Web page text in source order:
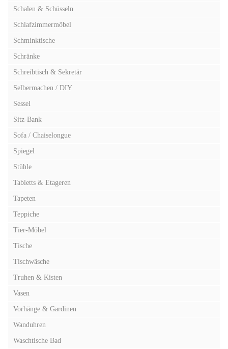
Schalen & Schüsseln
Schlafzimmermöbel
Schminktische
Schränke
Schreibtisch & Sekretär
Selbermachen / DIY
Sessel
Sitz-Bank
Sofa / Chaiselongue
Spiegel
Stühle
Tabletts & Etageren
Tapeten
Teppiche
Tier-Möbel
Tische
Tischwäsche
Truhen & Kisten
Vasen
Vorhänge & Gardinen
Wanduhren
Waschtische Bad